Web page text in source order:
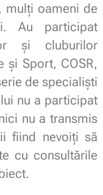
mulți oameni de
Au participat
și cluburilor
și Sport, COSR,
de specialiști
nu a participat
nu a transmis
fiind nevoiți să
cu consultările